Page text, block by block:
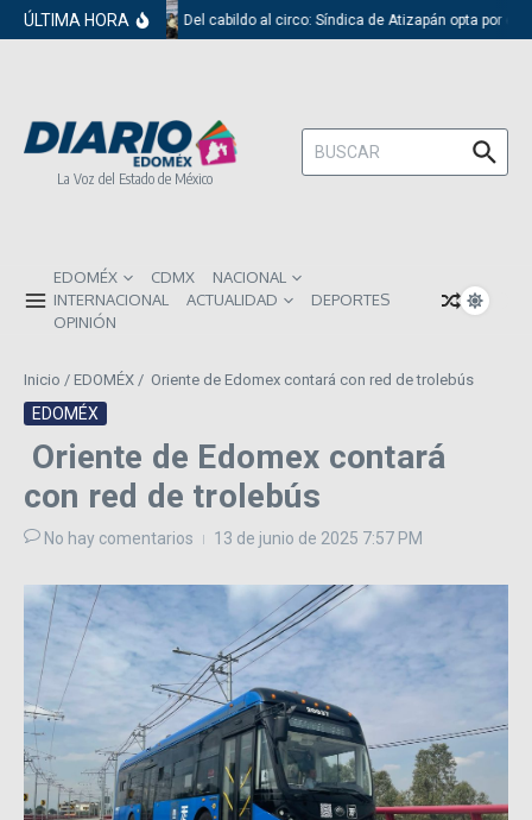
Saltar al contenido
ÚLTIMA HORA Del cabildo al circo: Síndica de Atizapán opta por el
La Voz del Estado de México
Buscar:
EDOMÉX CDMX
NACIONAL
INTERNACIONAL
ACTUALIDAD
DEPORTES
OPINIÓN
Inicio / EDOMÉX / Oriente de Edomex contará con red de trolebús
EDOMÉX
Oriente de Edomex contará
con red de trolebús
No hay comentarios 13 de junio de 2025 7:57 PM